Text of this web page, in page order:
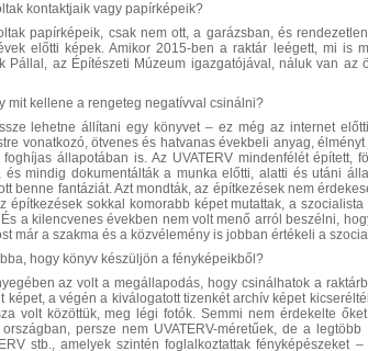
kontaktjaik vagy papírképeik?
papírképeik, csak nem ott, a garázsban, és
előtti képek. Amikor 2015-ben a raktár leégett, mi is
Pállal, az Építészeti Múzeum igazgatójával, náluk van az
mit kellene a rengeteg negatívval csinálni?
lehetne állítani egy könyvet – ez még az internet
vonatkozó, ötvenes és hatvanas évekbeli anyag,
állapotában is. Az UVATERV mindenfélét épített,
és mindig dokumentálták a munka előtti, alatti és utáni
benne fantáziát. Azt mondták, az építkezések nem
építkezések sokkal komorabb képet mutattak, a
a kilencvenes években nem volt menő arról beszélni,
már a szakma és a közvélemény is jobban értékeli a
hogy könyv készüljön a fényképeikből?
az volt a megállapodás, hogy csinálhatok a
képet, a végén a kiválogatott tizenkét archív képet
volt közöttük, meg légi fotók. Semmi nem érdekelte
persze nem UVATERV-méretűek, de a
stb., amelyek szintén foglalkoztattak fényképészeket